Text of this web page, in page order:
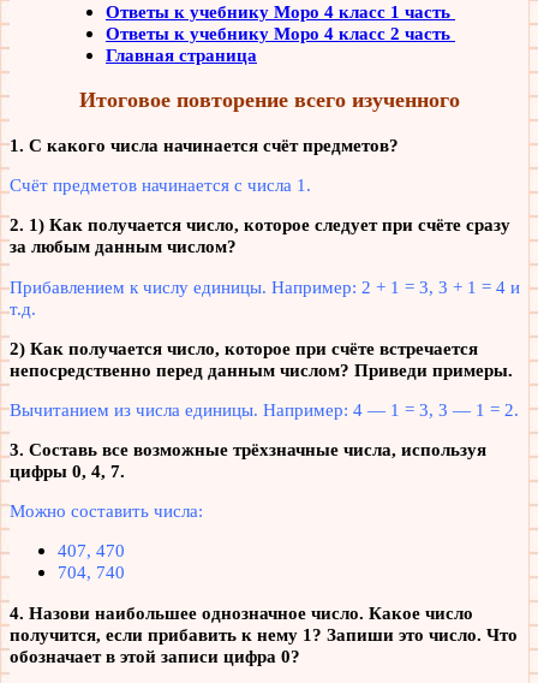
Ответы к учебнику Моро 4 класс 1 часть
Ответы к учебнику Моро 4 класс 2 часть
Главная страница
Итоговое повторение всего изученного
1. С какого числа начинается счёт предметов?
Счёт предметов начинается с числа 1.
2. 1) Как получается число, которое следует при счёте сразу
за любым данным числом?
Прибавлением к числу единицы. Например: 2 + 1 = 3, 3 + 1 = 4 и
т.д.
2) Как получается число, которое при счёте встречается
непосредственно перед данным числом? Приведи примеры.
Вычитанием из числа единицы. Например: 4 — 1 = 3, 3 — 1 = 2.
3. Составь все возможные трёхзначные числа, используя
цифры 0, 4, 7.
Можно составить числа:
407, 470
704, 740
4. Назови наибольшее однозначное число. Какое число
получится, если прибавить к нему 1? Запиши это число. Что
обозначает в этой записи цифра 0?